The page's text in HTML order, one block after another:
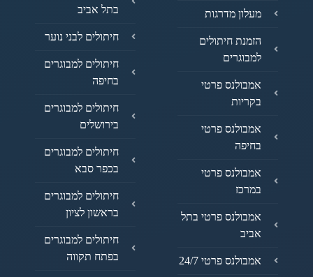
מעלון מדרגות
הזמנת חיתולים
למבוגרים
אמבולנס פרטי
בקריות
אמבולנס פרטי
בחיפה
אמבולנס פרטי
במרכז
אמבולנס פרטי בתל
אביב
אמבולנס פרטי 24/7
בתל אביב
חיתולים לבני נוער
חיתולים למבוגרים
בחיפה
חיתולים למבוגרים
בירושלים
חיתולים למבוגרים
בכפר סבא
חיתולים למבוגרים
בראשון לציון
חיתולים למבוגרים
בפתח תקווה